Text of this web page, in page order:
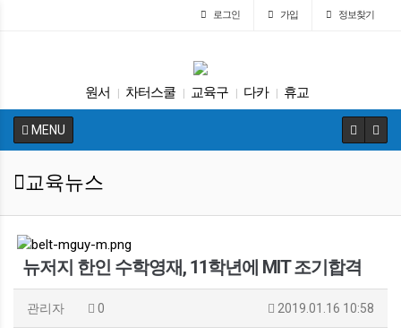
로그인 가입 정보찾기
원서 차터스쿨 교육구 다카 휴교
매그닛 스쿨 SAT 교육뉴스 바이든
MENU
교육뉴스
뉴저지 한인 수학영재, 11학년에 MIT 조기합격
관리자 0 2019.01.16 10:58